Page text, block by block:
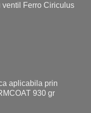
ventil Ferro Ciriculus
aplicabila prin
930 gr